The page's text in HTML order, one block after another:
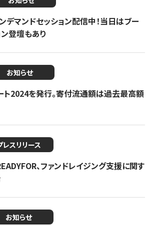
デマンドセッション配信中！当日はブー
登壇もあり
お知らせ
ト2024を発行。寄付流通額は過去最高額
レスリリース
、ファンドレイジング支援に関す
お知らせ